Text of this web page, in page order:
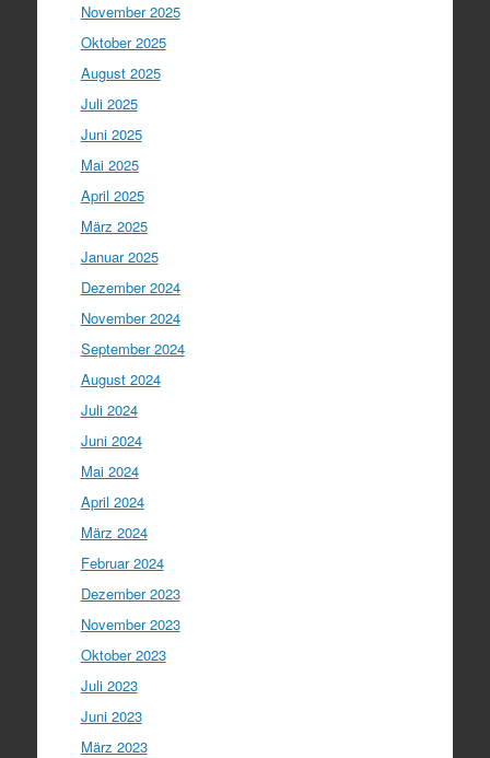
November 2025
Oktober 2025
August 2025
Juli 2025
Juni 2025
Mai 2025
April 2025
März 2025
Januar 2025
Dezember 2024
November 2024
September 2024
August 2024
Juli 2024
Juni 2024
Mai 2024
April 2024
März 2024
Februar 2024
Dezember 2023
November 2023
Oktober 2023
Juli 2023
Juni 2023
März 2023